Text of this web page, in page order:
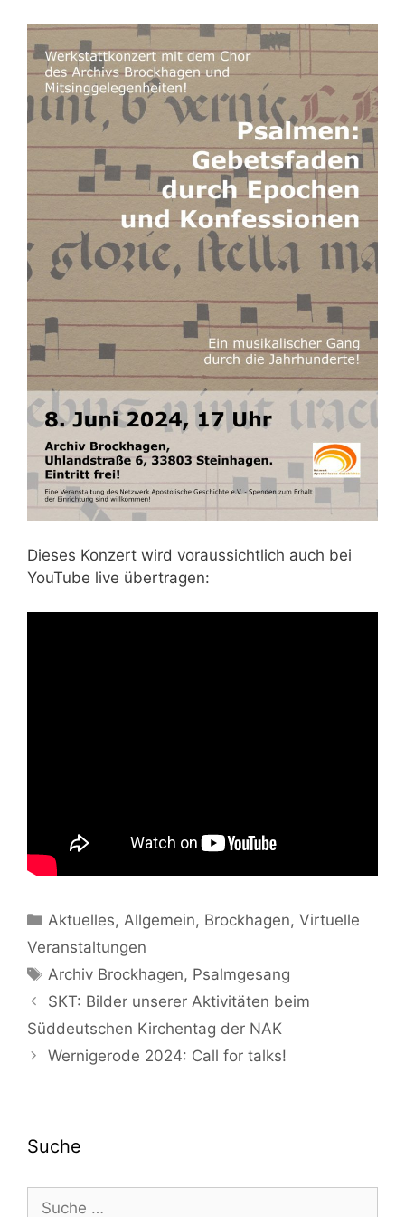
Dieses Konzert wird voraussichtlich auch bei
YouTube live übertragen:
Kategorien
Aktuelles,Allgemein, Brockhagen,Virtuelle
Veranstaltungen
Schlagwörter
Archiv Brockhagen, Psalmgesang
Beitrags-
Navigation
SKT: Bilder unserer Aktivitäten beim
Süddeutschen Kirchentag der NAK
Wernigerode 2024: Call for talks!
Suche
Suche